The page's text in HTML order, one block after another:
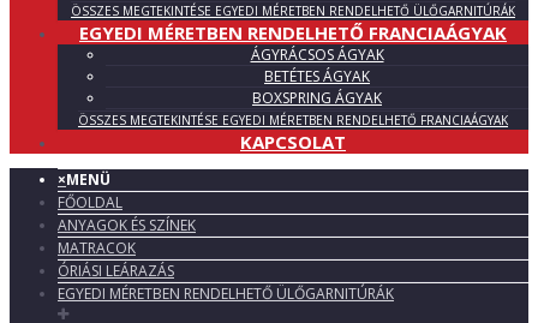
ÖSSZES MEGTEKINTÉSE EGYEDI MÉRETBEN RENDELHETŐ ÜLŐGARNITÚRÁK
EGYEDI MÉRETBEN RENDELHETŐ FRANCIAÁGYAK
ÁGYRÁCSOS ÁGYAK
BETÉTES ÁGYAK
BOXSPRING ÁGYAK
ÖSSZES MEGTEKINTÉSE EGYEDI MÉRETBEN RENDELHETŐ FRANCIAÁGYAK
KAPCSOLAT
×MENÜ
FŐOLDAL
ANYAGOK ÉS SZÍNEK
MATRACOK
ÓRIÁSI LEÁRAZÁS
EGYEDI MÉRETBEN RENDELHETŐ ÜLŐGARNITÚRÁK